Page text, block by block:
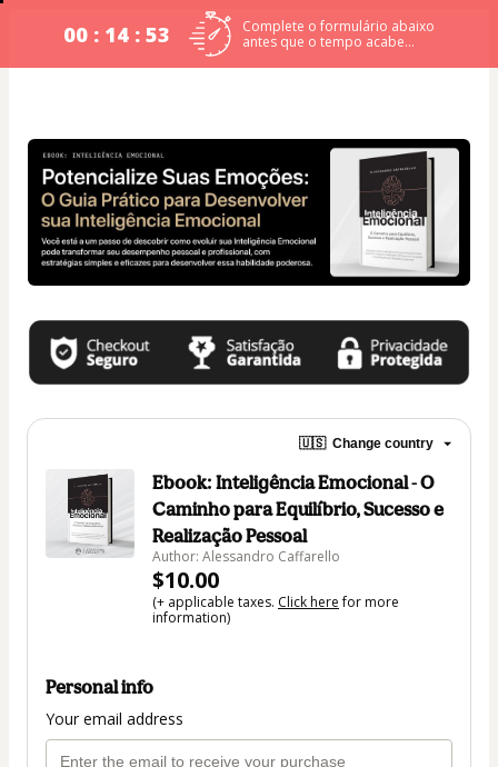
00 : 14 : 53
Complete o formulário abaixo
antes que o tempo acabe…
🇺🇸 Change country
Ebook: Inteligência Emocional - O
Caminho para Equilíbrio, Sucesso e
Realização Pessoal
Author: Alessandro Caffarello
$10.00
(+ applicable taxes. Click herefor more
information)
Personal info
Your email address